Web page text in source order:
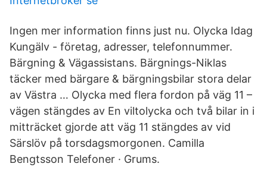
Ingen mer information finns just nu. Olycka Idag
Kungälv - företag, adresser, telefonnummer.
Bärgning & Vägassistans. Bärgnings-Niklas
täcker med bärgare & bärgningsbilar stora delar
av Västra … Olycka med flera fordon på väg 11 –
vägen stängdes av En viltolycka och två bilar in i
mitträcket gjorde att väg 11 stängdes av vid
Särslöv på torsdagsmorgonen. Camilla
Bengtsson Telefoner · Grums.